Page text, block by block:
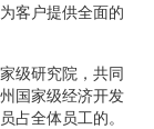
客户提供全面的
级研究院，共同
国家级经济开发
占全体员工的。